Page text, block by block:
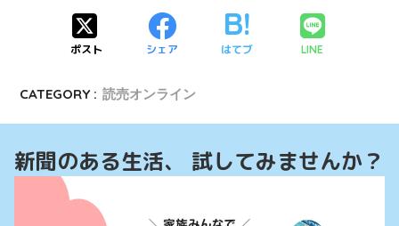
ポスト シェア はてブ LINE
CATEGORY : 読売オンライン
新聞のある生活、 試してみませんか？